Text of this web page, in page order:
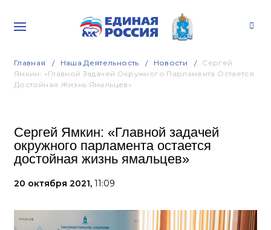
Главная Наша Деятельность Новости
Сергей
Ямкин: «Главной Задачей Окружного Парламента Остается
Достойная Жизнь Ямальцев»
Сергей Ямкин: «Главной задачей
окружного парламента остается
достойная жизнь ямальцев»
20 октября 2021, 11:09